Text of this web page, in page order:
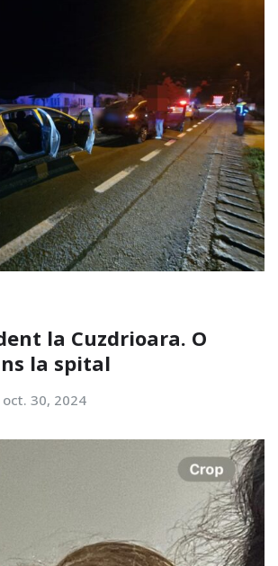
la Cuzdrioara. O
la spital
oct. 30, 2024